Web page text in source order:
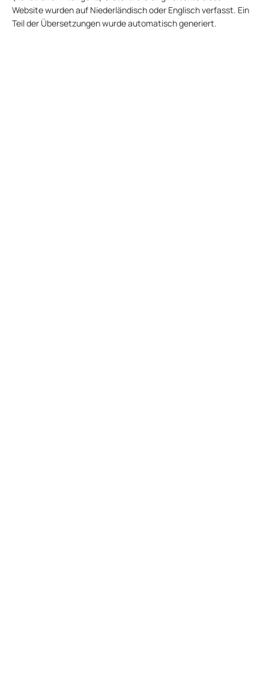
Website wurden auf Niederländisch oder Englisch verfasst. Ein
Teil der Übersetzungen wurde automatisch generiert.